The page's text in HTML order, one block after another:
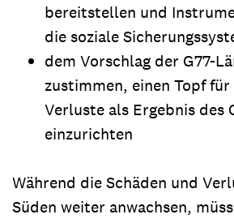
bereitstellen und
die soziale
dem Vorschlag der G77-
zustimmen, einen Topf für
Verluste als Ergebnis des
einzurichten
Während die Schäden und
Süden weiter anwachsen,